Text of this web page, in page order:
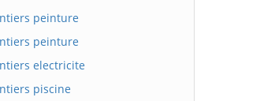
peinture
peinture
electricite
piscine